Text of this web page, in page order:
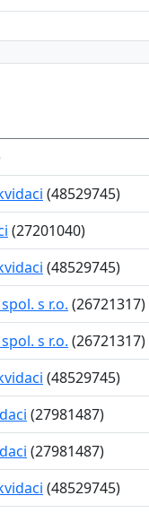
(48529745)
(27201040)
(48529745)
spol. s r.o. (26721317)
spol. s r.o. (26721317)
(48529745)
(27981487)
(27981487)
(48529745)